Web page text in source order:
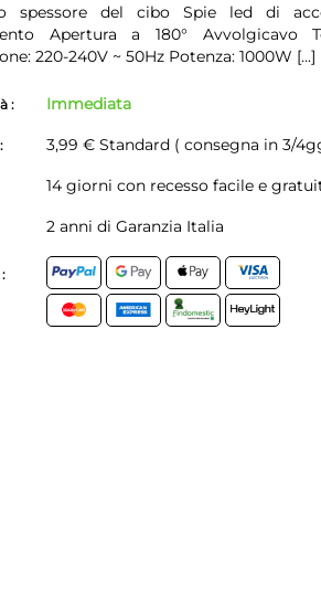
spessore del cibo Spie led di
Apertura a 180° Avvolgicavo
220-240V ~ 50Hz Potenza: 1000W [...]
: Immediata
3,99 € Standard ( consegna in 3/
14 giorni con recesso facile e
2 anni di Garanzia Italia